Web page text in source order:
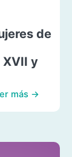
de
y
más →